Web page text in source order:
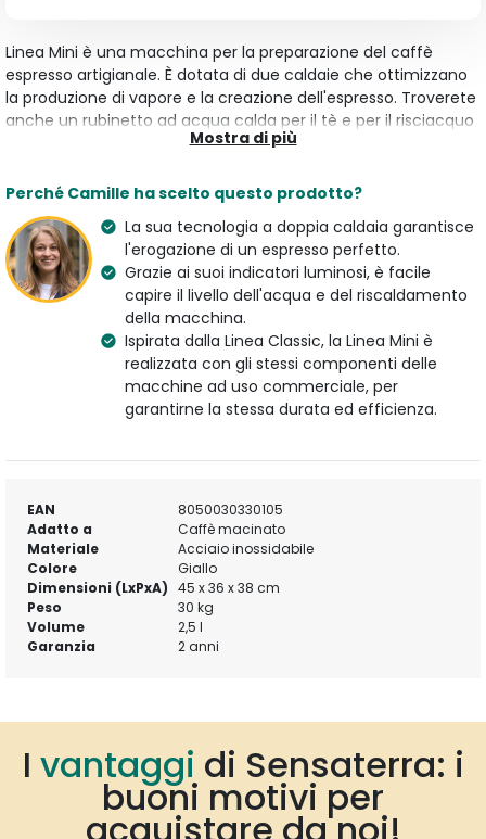
Linea Mini è una macchina per la preparazione del caffè
espresso artigianale. È dotata di due caldaie che ottimizzano
la produzione di vapore e la creazione dell'espresso. Troverete
anche un rubinetto ad acqua calda per il tè e per il risciacquo
dei portafiltri. Inoltre, l'illuminazione a LED vi permetterà di
luminosi forniscono informazioni sul livello dell'acqua e del
riscaldamento. La macchina può essere controllata grazie
all'App La Marzocco Home.
Scopri di più: La Marzocco Italia Macchine Caffè Espresso
Mostra di più
Perché Camille ha scelto questo prodotto?
La sua tecnologia a doppia caldaia garantisce
l'erogazione di un espresso perfetto.
Grazie ai suoi indicatori luminosi, è facile
capire il livello dell'acqua e del riscaldamento
della macchina.
Ispirata dalla Linea Classic, la Linea Mini è
realizzata con gli stessi componenti delle
macchine ad uso commerciale, per
garantirne la stessa durata ed efficienza.
EAN
8050030330105
Adatto a
Caffè macinato
Materiale
Acciaio inossidabile
Colore
Giallo
Dimensioni (LxPxA)
45 x 36 x 38 cm
Peso
30 kg
Volume
2,5 l
Garanzia
2 anni
I vantaggi di Sensaterra: i
buoni motivi per